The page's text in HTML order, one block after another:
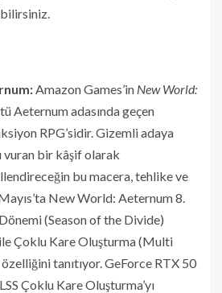
Amazon Games’in New World:
Aeternum adasında geçen
RPG’sidir. Gizemli adaya
vuran bir kâşif olarak
bu macera, tehlike ve
New World: Aeternum 8.
(Season of the Divide)
ile Çoklu Kare Oluşturma (Multi
tanıtıyor. GeForce RTX 50
Çoklu Kare Oluşturma’yı